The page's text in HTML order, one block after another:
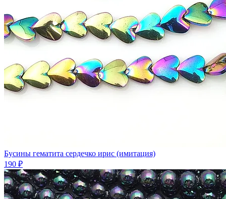
Бусины гематита сердечко ирис (имитация)
190 ₽